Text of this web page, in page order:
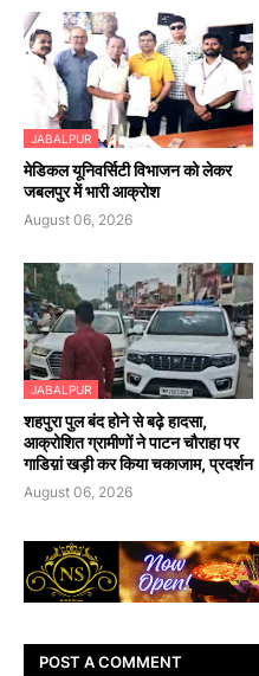
JABALPUR
मेडिकल यूनिवर्सिटी विभाजन को लेकर
जबलपुर में भारी आक्रोश
August 06, 2026
JABALPUR
शहपुरा पुल बंद होने से बढ़े हादसा,
आक्रोशित ग्रामीणों ने पाटन चौराहा पर
गाडिय़ां खड़ी कर किया चकाजाम, प्रदर्शन
August 06, 2026
POST A COMMENT